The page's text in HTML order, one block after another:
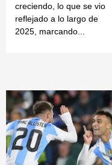
creciendo, lo que se vio
reflejado a lo largo de
2025, marcando...